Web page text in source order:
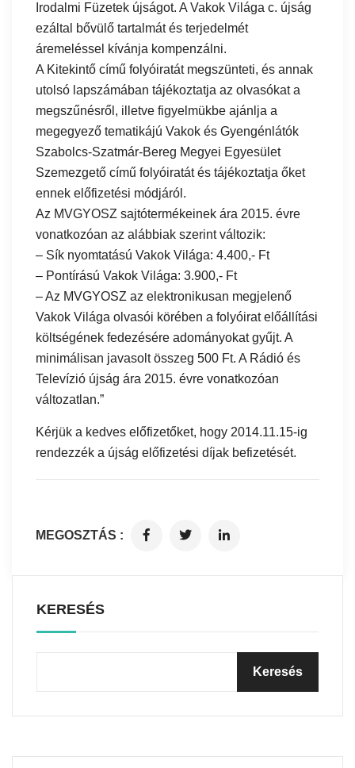
Irodalmi Füzetek újságot. A Vakok Világa c. újság
ezáltal bővülő tartalmát és terjedelmét
áremeléssel kívánja kompenzálni.
A Kitekintő című folyóiratát megszünteti, és annak
utolsó lapszámában tájékoztatja az olvasókat a
megszűnésről, illetve figyelmükbe ajánlja a
megegyező tematikájú Vakok és Gyengénlátók
Szabolcs-Szatmár-Bereg Megyei Egyesület
Szemezgető című folyóiratát és tájékoztatja őket
ennek előfizetési módjáról.
Az MVGYOSZ sajtótermékeinek ára 2015. évre
vonatkozóan az alábbiak szerint változik:
– Sík nyomtatású Vakok Világa: 4.400,- Ft
– Pontírású Vakok Világa: 3.900,- Ft
– Az MVGYOSZ az elektronikusan megjelenő
Vakok Világa olvasói körében a folyóirat előállítási
költségének fedezésére adományokat gyűjt. A
minimálisan javasolt összeg 500 Ft. A Rádió és
Televízió újság ára 2015. évre vonatkozóan
változatlan.”
Kérjük a kedves előfizetőket, hogy 2014.11.15-ig
rendezzék a újság előfizetési díjak befizetését.
MEGOSZTÁS :
KERESÉS